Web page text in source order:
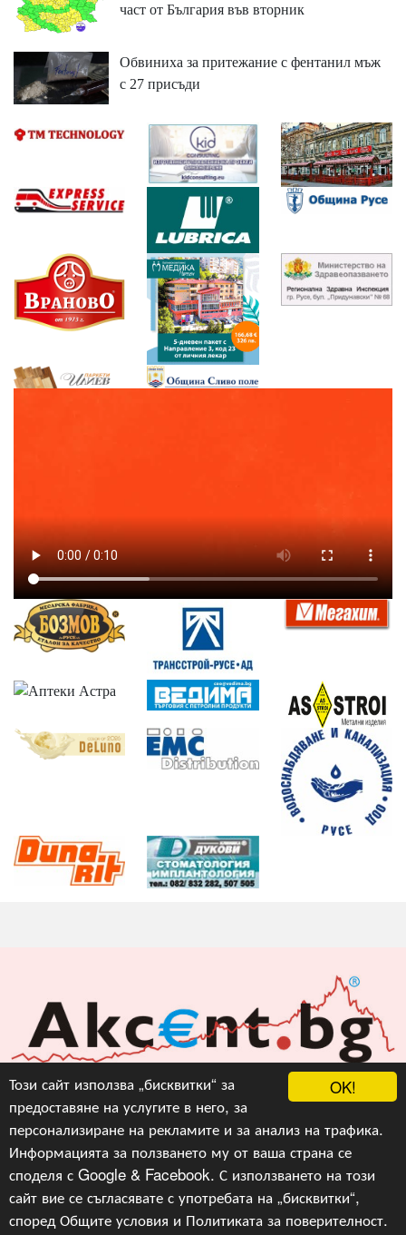
OK!
Този сайт използва „бисквитки“ за
предоставяне на услугите в него, за
персонализиране на рекламите и за анализ на трафика.
Информацията за ползването му от ваша страна се
споделя с Google & Facebook. С използването на този
сайт вие се съгласявате с употребата на „бисквитки“,
споредОбщите условия и Политиката за поверителност.
част от България във вторник
Обвиниха за притежание с фентанил мъж
с 27 присъди
Акцент БГ ЕООД
info@akcent.bg
Facebook
Copyright © 2010, 2016, 2018-2022, 2023, v.3.0,Акцент
БГ ЕООД